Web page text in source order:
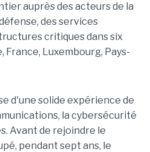
auprès des acteurs de la
des services
critiques dans six
France, Luxembourg, Pays-
d'une solide expérience de
la cybersécurité
Avant de rejoindre le
pendant sept ans, le